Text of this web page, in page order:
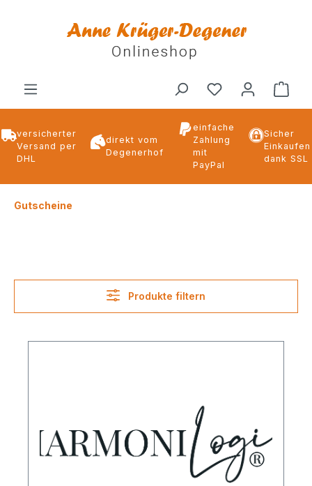
versicherter
Versand per
DHL
direkt vom
Degenerhof
einfache
Zahlung
mit
PayPal
Sicher
Einkaufen
dank SSL
Gutscheine
Produkte filtern